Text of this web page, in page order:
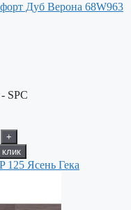
Дуб Верона 68W963
SPC
+